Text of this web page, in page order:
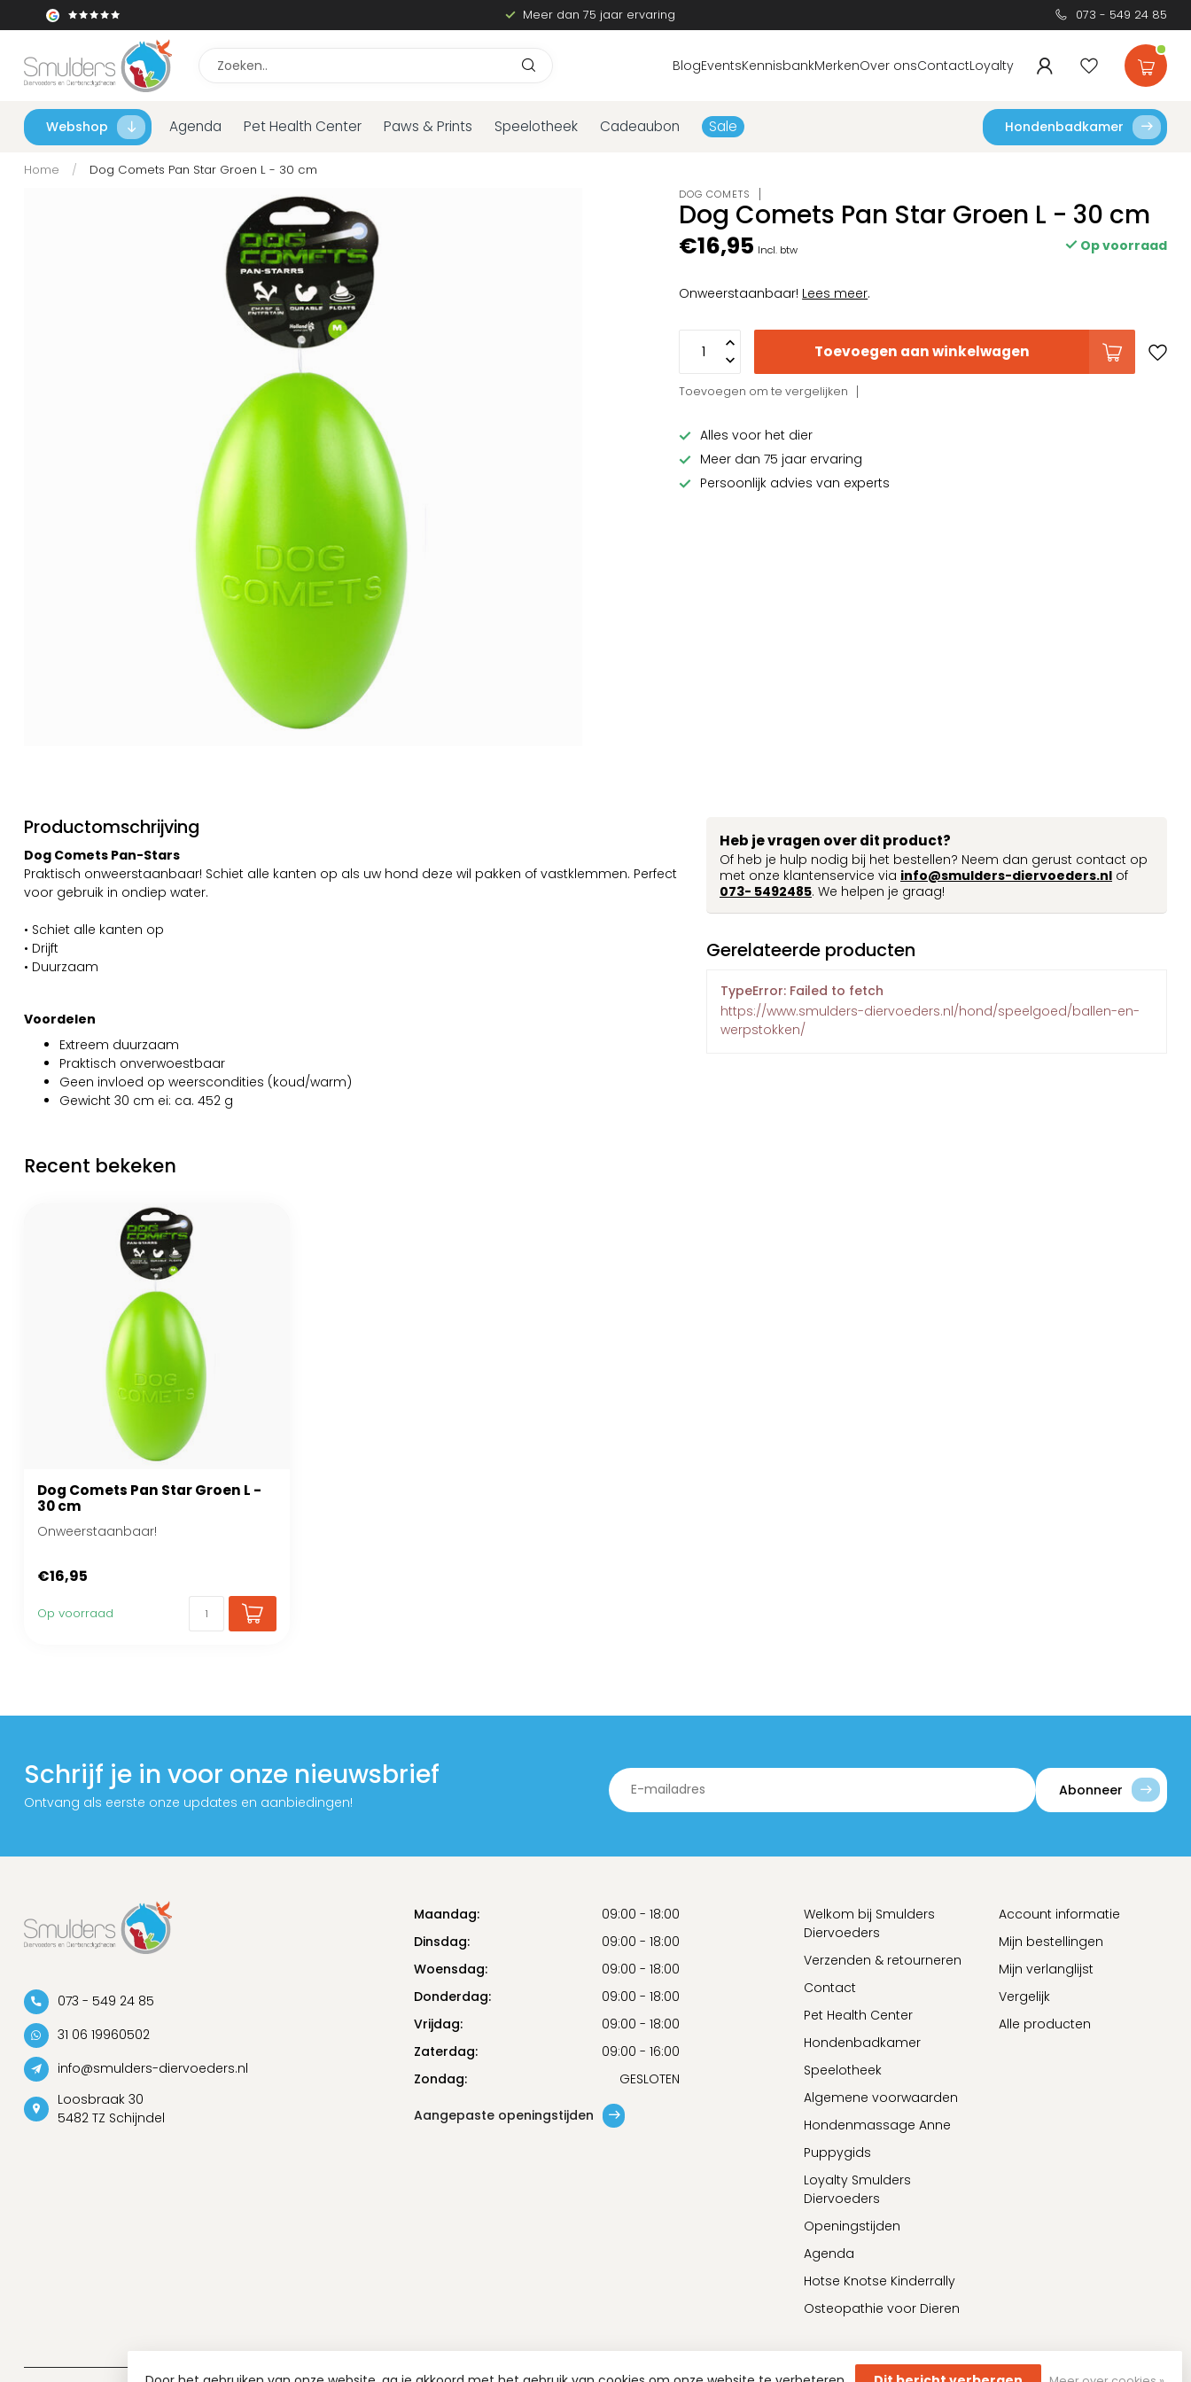
Meer dan 75 jaar ervaring 073 - 549 24 85
BlogEventsKennisbankMerkenOver onsContactLoyalty
Webshop Agenda Pet Health Center Paws & Prints Speelotheek Cadeaubon Sale Hondenbadkamer
Home / Dog Comets Pan Star Groen L - 30 cm
DOG COMETS
Dog Comets Pan Star Groen L - 30 cm
€16,95 Incl. btw Op voorraad
Onweerstaanbaar! Lees meer.
Toevoegen aan winkelwagen
Toevoegen om te vergelijken
Alles voor het dier
Meer dan 75 jaar ervaring
Persoonlijk advies van experts
Productomschrijving
Dog Comets Pan-Stars
Praktisch onweerstaanbaar! Schiet alle kanten op als uw hond deze wil pakken of vastklemmen. Perfect
voor gebruik in ondiep water.
• Schiet alle kanten op
• Drijft
• Duurzaam
Voordelen
Extreem duurzaam
Praktisch onverwoestbaar
Geen invloed op weerscondities (koud/warm)
Gewicht 30 cm ei: ca. 452 g
Heb je vragen over dit product?
Of heb je hulp nodig bij het bestellen? Neem dan gerust contact op
met onze klantenservice via info@smulders-diervoeders.nl of
073- 5492485. We helpen je graag!
Gerelateerde producten
TypeError: Failed to fetch
https://www.smulders-diervoeders.nl/hond/speelgoed/ballen-en-
werpstokken/
Recent bekeken
Dog Comets Pan Star Groen L -
30 cm
Onweerstaanbaar!
€16,95
Op voorraad
Schrijf je in voor onze nieuwsbrief
Ontvang als eerste onze updates en aanbiedingen!
Abonneer
073 - 549 24 85
31 06 19960502
info@smulders-diervoeders.nl
Loosbraak 30
5482 TZ Schijndel
Maandag:
09:00 - 18:00
Dinsdag:
09:00 - 18:00
Woensdag:
09:00 - 18:00
Donderdag:
09:00 - 18:00
Vrijdag:
09:00 - 18:00
Zaterdag:
09:00 - 16:00
Zondag:
GESLOTEN
Aangepaste openingstijden
Welkom bij Smulders
Diervoeders
Verzenden & retourneren
Contact
Pet Health Center
Hondenbadkamer
Speelotheek
Algemene voorwaarden
Hondenmassage Anne
Puppygids
Loyalty Smulders
Diervoeders
Openingstijden
Agenda
Hotse Knotse Kinderrally
Osteopathie voor Dieren
Account informatie
Mijn bestellingen
Mijn verlanglijst
Vergelijk
Alle producten